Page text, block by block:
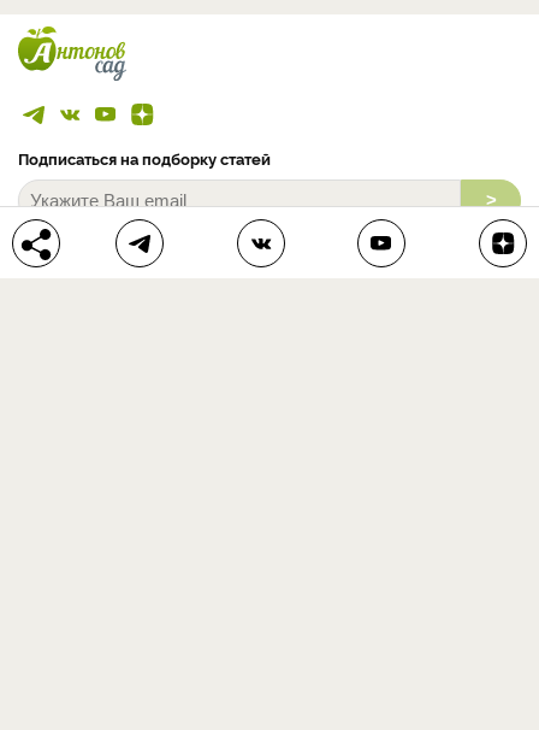
Подписаться на подборку статей
>
Подписываясь на рассылку, я соглашаюсь на обработку моих
персональных данных.